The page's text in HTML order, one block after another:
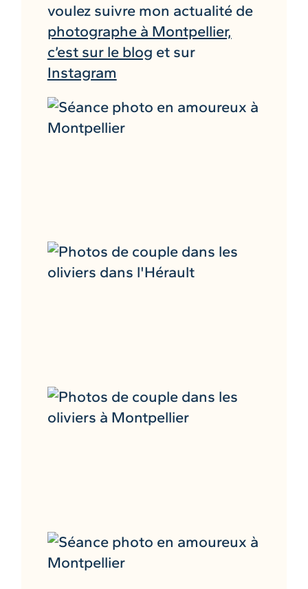
voulez suivre mon actualité de
photographe à Montpellier,
c’est sur le blog et sur
Instagram